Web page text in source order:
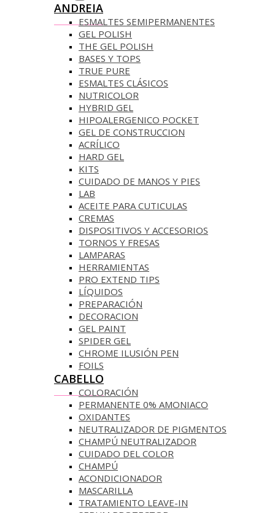
ANDREIA
ESMALTES SEMIPERMANENTES
GEL POLISH
THE GEL POLISH
BASES Y‎ TOPS
TRUE PURE
ESMALTES CLÁSICOS
NUTRICOLOR
HYBRID GEL
HIPOALERGENICO POCKET
GEL DE CONSTRUCCION
ACRÍLICO
HARD GEL
KITS
CUIDADO DE MANOS Y PIES
LAB
ACEITE PARA CUTICULAS
CREMAS
DISPOSITIVOS Y ACCESORIOS
TORNOS Y FRESAS
LAMPARAS
HERRAMIENTAS
PRO EXTEND TIPS
LÍQUIDOS
PREPARACIÓN
DECORACION
GEL PAINT
SPIDER GEL
CHROME ILUSIÓN PEN
FOILS
CABELLO
COLORACIÓN
PERMANENTE 0% AMONIACO
OXIDANTES
NEUTRALIZADOR DE PIGMENTOS
CHAMPÚ NEUTRALIZADOR
CUIDADO DEL COLOR
CHAMPÚ
ACONDICIONADOR
MASCARILLA
TRATAMIENTO LEAVE-IN